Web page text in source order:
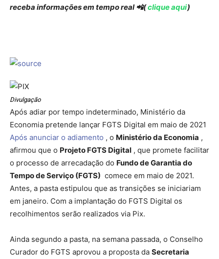
receba informações em tempo real 📲(clique aqui)
Divulgação
Após adiar por tempo indeterminado, Ministério da
Economia pretende lançar FGTS Digital em maio de 2021
Após anunciar o adiamento , o Ministério da Economia ,
afirmou que o Projeto FGTS Digital , que promete facilitar
o processo de arrecadação do Fundo de Garantia do
Tempo de Serviço (FGTS) comece em maio de 2021.
Antes, a pasta estipulou que as transições se iniciariam
em janeiro. Com a implantação do FGTS Digital os
recolhimentos serão realizados via Pix.
Ainda segundo a pasta, na semana passada, o Conselho
Curador do FGTS aprovou a proposta da Secretaria